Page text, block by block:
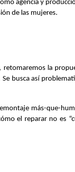
agencia y
de las mujeres.
la
busca así
más-que-
el reparar no es